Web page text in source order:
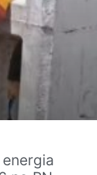
energia